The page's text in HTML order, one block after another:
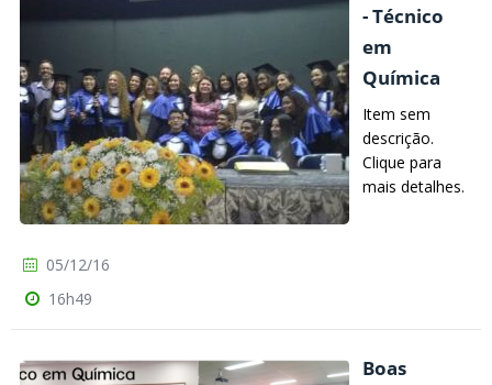
- Técnico
em
Química
Item sem
descrição.
Clique para
mais detalhes.
05/12/16
16h49
Boas